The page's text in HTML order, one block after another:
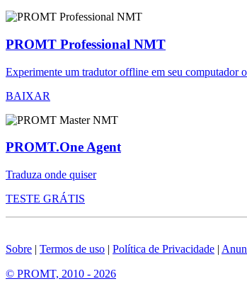
PROMT Professional NMT
Experimente um tradutor offline em seu computador
BAIXAR
PROMT.One Agent
Traduza onde quiser
TESTE GRÁTIS
Sobre | Termos de uso | Política de Privacidade |
© PROMT, 2010 - 2026